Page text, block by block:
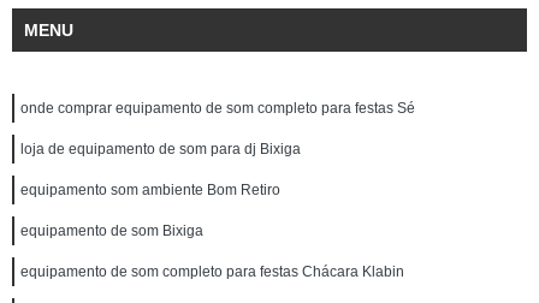
MENU
onde comprar equipamento de som completo para festas Sé
loja de equipamento de som para dj Bixiga
equipamento som ambiente Bom Retiro
equipamento de som Bixiga
equipamento de som completo para festas Chácara Klabin